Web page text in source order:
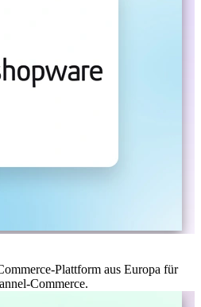
Plattform aus Europa für
Commerce.